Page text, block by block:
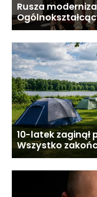
Rusza
Gostyninie
10-latek zaginął
Wszystko